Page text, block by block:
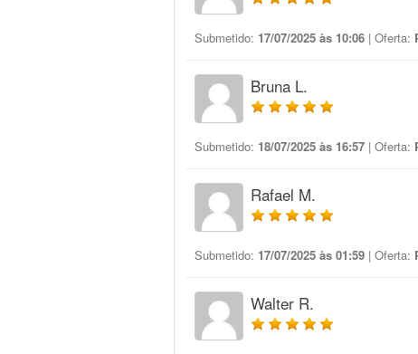
Submetido: 17/07/2025 às 10:06 | Oferta:
Bruna L.
Submetido: 18/07/2025 às 16:57 | Oferta:
Rafael M.
Submetido: 17/07/2025 às 01:59 | Oferta:
Walter R.